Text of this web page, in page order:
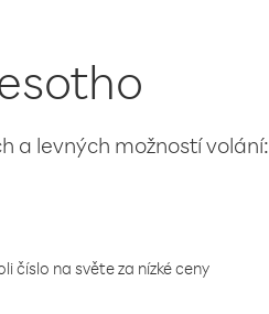
a levných možností volání:
číslo na světe za nízké ceny